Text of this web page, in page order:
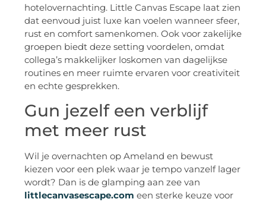
hotelovernachting. Little Canvas Escape laat zien
dat eenvoud juist luxe kan voelen wanneer sfeer,
rust en comfort samenkomen. Ook voor zakelijke
groepen biedt deze setting voordelen, omdat
collega’s makkelijker loskomen van dagelijkse
routines en meer ruimte ervaren voor creativiteit
en echte gesprekken.
Gun jezelf een verblijf
met meer rust
Wil je overnachten op Ameland en bewust
kiezen voor een plek waar je tempo vanzelf lager
wordt? Dan is de glamping aan zee van
littlecanvasescape.com een sterke keuze voor